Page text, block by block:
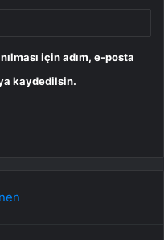
için adım, e-posta
kaydedilsin.